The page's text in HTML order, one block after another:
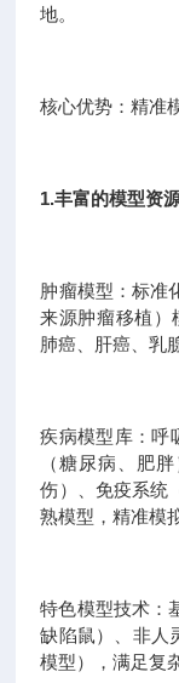
地。
核心优势：精准
1.丰富的模型资
肿瘤模型：标准
来源肿瘤移植）
肺癌、肝癌、乳
疾病模型库：呼
（糖尿病、肥
伤）、免疫系统
熟模型，精准模
特色模型技术：
缺陷鼠）、非人
模型），满足复